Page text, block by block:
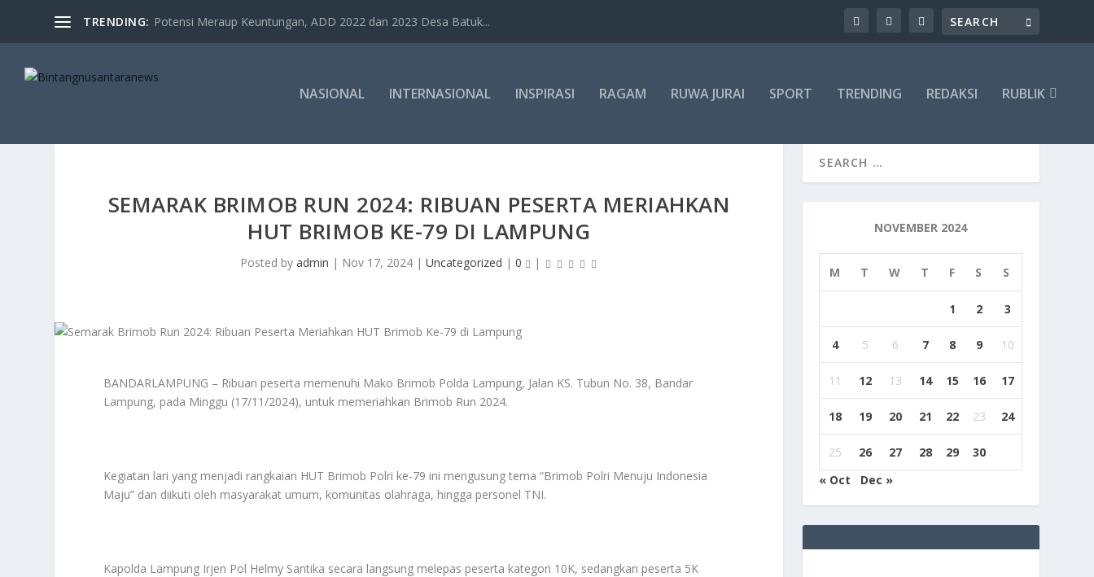
TRENDING: Potensi Meraup Keuntungan, ADD 2022 dan 2023 Desa Batuk...
NASIONAL INTERNASIONAL INSPIRASI RAGAM RUWA JURAI SPORT TRENDING REDAKSI RUBLIK
SEMARAK BRIMOB RUN 2024: RIBUAN PESERTA MERIAHKAN
HUT BRIMOB KE-79 DI LAMPUNG
Posted byadmin | Nov 17, 2024 |Uncategorized |0 |
BANDARLAMPUNG – Ribuan peserta memenuhi Mako Brimob Polda Lampung, Jalan KS. Tubun No. 38, Bandar
Lampung, pada Minggu (17/11/2024), untuk memeriahkan Brimob Run 2024.
Kegiatan lari yang menjadi rangkaian HUT Brimob Polri ke-79 ini mengusung tema “Brimob Polri Menuju Indonesia
Maju” dan diikuti oleh masyarakat umum, komunitas olahraga, hingga personel TNI.
Kapolda Lampung Irjen Pol Helmy Santika secara langsung melepas peserta kategori 10K, sedangkan peserta 5K
NOVEMBER 2024
M T W T F S S
1 2 3
4 5 6 7 8 9 10
11 12 13 14 15 16 17
18 19 20 21 22 23 24
25 26 27 28 29
30
« Oct
Dec »